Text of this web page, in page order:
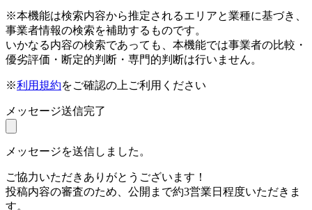
※本機能は検索内容から推定されるエリアと業種に基づき、
事業者情報の検索を補助するものです。
いかなる内容の検索であっても、本機能では事業者の比較・
優劣評価・断定的判断・専門的判断は行いません。
※利用規約をご確認の上ご利用ください
メッセージ送信完了
メッセージを送信しました。
ご協力いただきありがとうございます！
投稿内容の審査のため、公開まで約3営業日程度いただきま
す。